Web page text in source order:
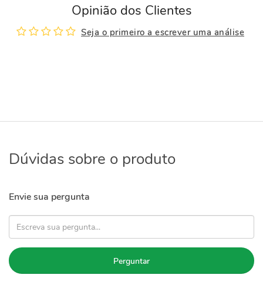
Opinião dos Clientes
Seja o primeiro a escrever uma análise
Dúvidas sobre o produto
Envie sua pergunta
Perguntar